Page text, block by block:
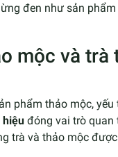
đen như sản
mộc và trà
phẩm thảo mộc, yếu
hiệu đóng vai trò quan
trà và thảo mộc